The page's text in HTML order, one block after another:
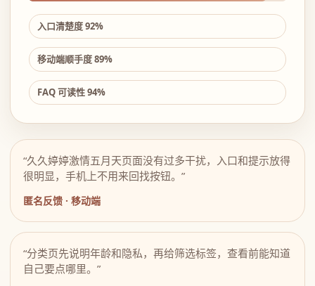
入口清楚度 92%
移动端顺手度 89%
FAQ 可读性 94%
“久久婷婷激情五月天页面没有过多干扰，入口和提示放得
很明显，手机上不用来回找按钮。”
匿名反馈 · 移动端
“分类页先说明年龄和隐私，再给筛选标签，查看前能知道
自己要点哪里。”